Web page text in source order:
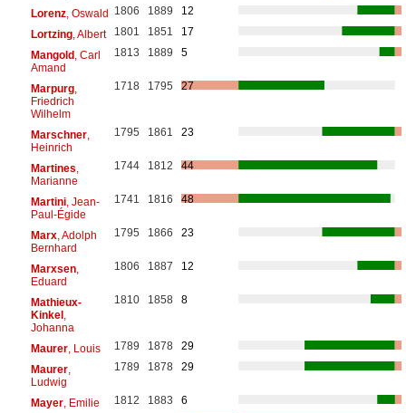
Lorenz, Oswald 1806 1889
12
Lortzing, Albert 1801 1851
17
Mangold, Carl
Amand
1813 1889 5
Marpurg,
Friedrich
Wilhelm
1718 1795 27
Marschner,
Heinrich
1795 1861 23
Martines
Marianne
1744 1812 44
Martini, Jean-
Paul-Égide
1741 1816 48
Marx, Adolph
Bernhard
1795 1866 23
Marxsen,
Eduard
1806 1887 12
Mathieux-
Kinkel,
Johanna
1810 1858 8
Maurer, Louis 1789 1878
29
Maurer,
Ludwig
1789 1878 29
Mayer, Emilie 1812 1883
6